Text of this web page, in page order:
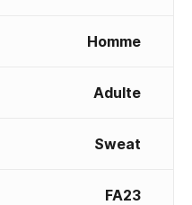
Homme
Adulte
Sweat
FA23